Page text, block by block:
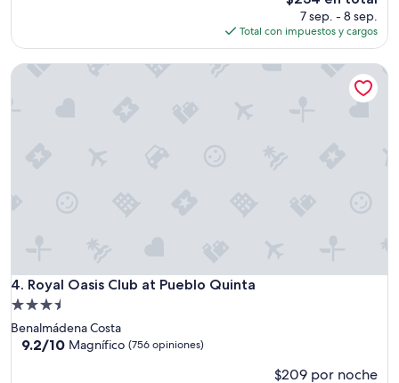
precio
actual
es
de
7 sep. - 8 sep.
Total con impuestos y cargos
4. Royal Oasis Club at Pueblo Quinta
Royal Oasis Club at Pueblo Quinta
Propiedad
de
3.5
Benalmádena Costa
9.2
9.2/10 Magnífico (756 opiniones)
$209 por noche
Royal Oasis Club at Pueblo Quinta